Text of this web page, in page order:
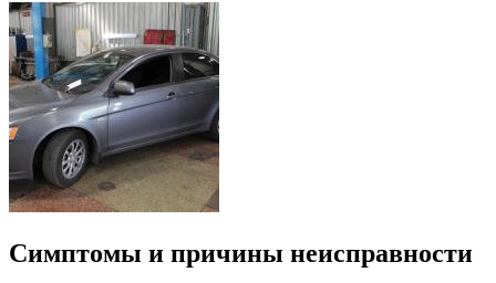
Симптомы и причины неисправности